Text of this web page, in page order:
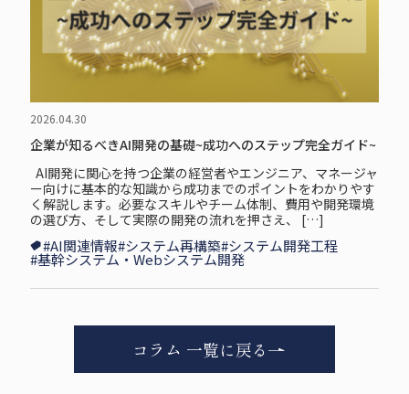
2026.04.30
企業が知るべきAI開発の基礎~成功へのステップ完全ガイド~
AI開発に関心を持つ企業の経営者やエンジニア、マネージャ
ー向けに基本的な知識から成功までのポイントをわかりやす
く解説します。必要なスキルやチーム体制、費用や開発環境
の選び方、そして実際の開発の流れを押さえ、 […]
#AI関連情報#システム再構築#システム開発工程
#基幹システム・Webシステム開発
コラム 一覧に戻る